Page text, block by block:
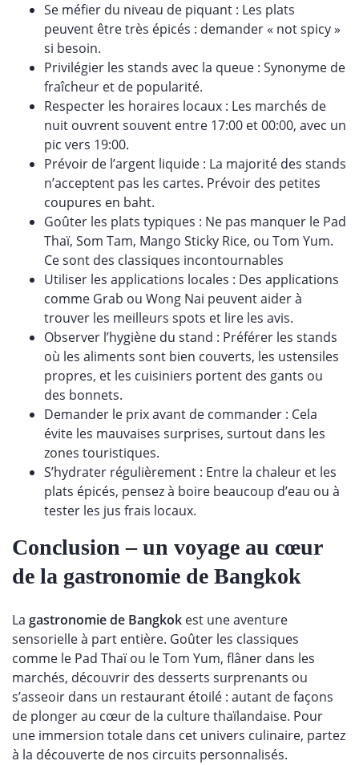
Se méfier du niveau de piquant : Les plats
peuvent être très épicés : demander « not spicy »
si besoin.
Privilégier les stands avec la queue : Synonyme de
fraîcheur et de popularité.
Respecter les horaires locaux : Les marchés de
nuit ouvrent souvent entre 17:00 et 00:00, avec un
pic vers 19:00.
Prévoir de l’argent liquide : La majorité des stands
n’acceptent pas les cartes. Prévoir des petites
coupures en baht.
Goûter les plats typiques : Ne pas manquer le Pad
Thaï, Som Tam, Mango Sticky Rice, ou Tom Yum.
Ce sont des classiques incontournables
Utiliser les applications locales : Des applications
comme Grab ou Wong Nai peuvent aider à
trouver les meilleurs spots et lire les avis.
Observer l’hygiène du stand : Préférer les stands
où les aliments sont bien couverts, les ustensiles
propres, et les cuisiniers portent des gants ou
des bonnets.
Demander le prix avant de commander : Cela
évite les mauvaises surprises, surtout dans les
zones touristiques.
S’hydrater régulièrement : Entre la chaleur et les
plats épicés, pensez à boire beaucoup d’eau ou à
tester les jus frais locaux.
Conclusion – un voyage au cœur
de la gastronomie de Bangkok
La gastronomie de Bangkok est une aventure
sensorielle à part entière. Goûter les classiques
comme le Pad Thaïou leTom Yum, flâner dans les
marchés, découvrir des desserts surprenants ou
s’asseoir dans un restaurant étoilé : autant de façons
de plonger au cœur de la culture thaïlandaise. Pour
une immersion totale dans cet univers culinaire, partez
à la découverte de nos circuits personnalisés.